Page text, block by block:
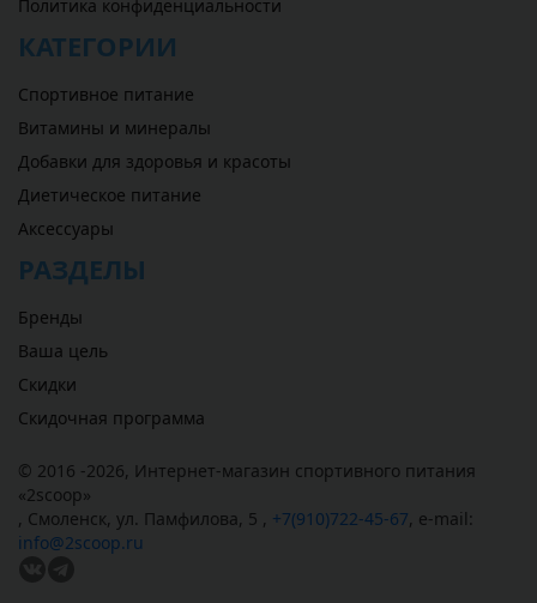
Политика конфиденциальности
КАТЕГОРИИ
Спортивное питание
Витамины и минералы
Добавки для здоровья и красоты
Диетическое питание
Аксессуары
РАЗДЕЛЫ
Бренды
Ваша цель
Скидки
Скидочная программа
© 2016 -2026, Интернет-магазин спортивного питания
«2scoop»
, Смоленск, ул. Памфилова, 5 , +7(910)722-45-67, e-mail:
info@2scoop.ru